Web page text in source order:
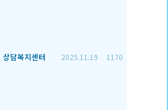
상담복지센터 2025.11.19 1170